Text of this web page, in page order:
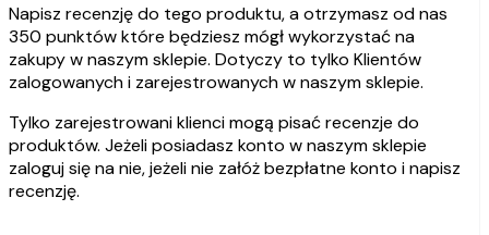
Napisz recenzję do tego produktu, a otrzymasz od nas
350 punktów które będziesz mógł wykorzystać na
zakupy w naszym sklepie. Dotyczy to tylko Klientów
zalogowanych i zarejestrowanych w naszym sklepie.
Tylko zarejestrowani klienci mogą pisać recenzje do
produktów. Jeżeli posiadasz konto w naszym sklepie
zaloguj się na nie, jeżeli nie załóż bezpłatne konto i napisz
recenzję.